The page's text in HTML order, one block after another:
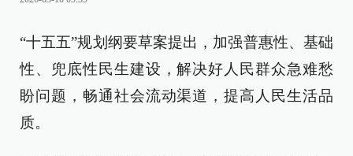
“十五五”规划纲要草案提出，加强普惠性、基础
性、兜底性民生建设，解决好人民群众急难愁
盼问题，畅通社会流动渠道，提高人民生活品
质。